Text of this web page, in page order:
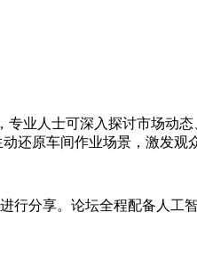
业人士可深入探讨市场动
还原车间作业场景，激发观
分享。论坛全程配备人